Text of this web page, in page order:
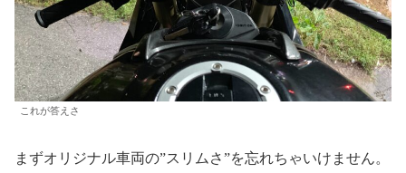
これが答えさ
まずオリジナル車両の”スリムさ”を忘れちゃいけません。